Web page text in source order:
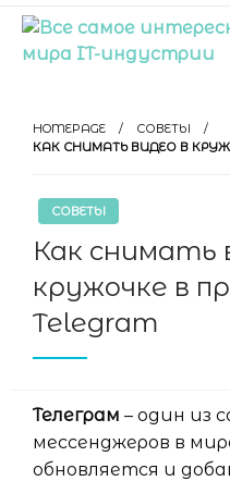
Skip
content
индустрии
HOMEPAGE
СОВЕТЫ
КАК СНИМАТЬ ВИДЕО В
СОВЕТЫ
Как снимать
кружочке в
Telegram
Телеграм – один из
мессенджеров в
обновляется и